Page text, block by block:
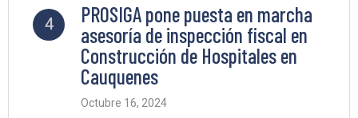
4
PROSIGA pone puesta en marcha
asesoría de inspección fiscal en
Construcción de Hospitales en
Cauquenes
Octubre 16, 2024